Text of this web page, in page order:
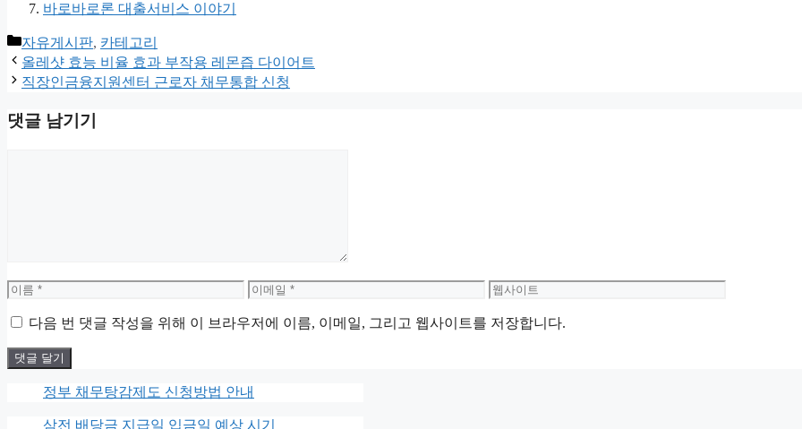
바로바로론 대출서비스 이야기
카
테
고
자유게시판, 카테고리
올레샷 효능 비율 효과 부작용 레몬즙 다이어트
직장인금융지원센터 근로자 채무통합 신청
댓글 남기기
이
이
일
웹
이
다음 번 댓글 작성을 위해 이 브라우저에 이름, 이메일, 그리고 웹사이트를 저장합니다.
정부 채무탕감제도 신청방법 안내
삼전 배당금 지급일 입금일 예상 시기